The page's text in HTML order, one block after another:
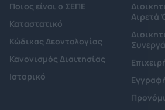
Ποιος είναι ο ΣΕΠΕ
Καταστατικό
Κώδικας Δεοντολογίας
Κανονισμός Διαιτησίας
Ιστορικό
Αιρετά